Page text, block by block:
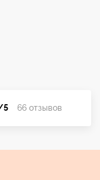
5 66 отзывов